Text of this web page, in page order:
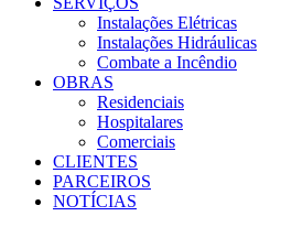
Instalações Elétricas
Instalações Hidráulicas
Combate a Incêndio
OBRAS
Residenciais
Hospitalares
Comerciais
CLIENTES
PARCEIROS
NOTÍCIAS